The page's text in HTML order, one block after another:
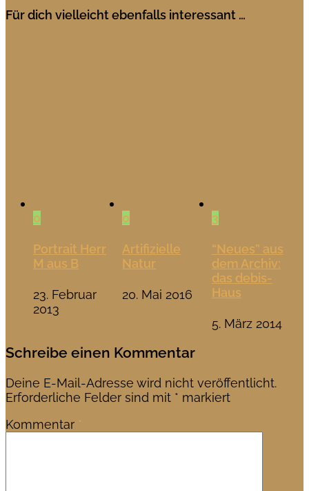
Für dich vielleicht ebenfalls interessant …
0
Portrait Herr
M aus B
23. Februar
2013
0
Artifizielle
Natur
20. Mai 2016
3
“Neues” aus
dem Archiv:
das debis-
Haus
5. März 2014
Schreibe einen Kommentar
Deine E-Mail-Adresse wird nicht veröffentlicht.
Erforderliche Felder sind mit * markiert
Kommentar *